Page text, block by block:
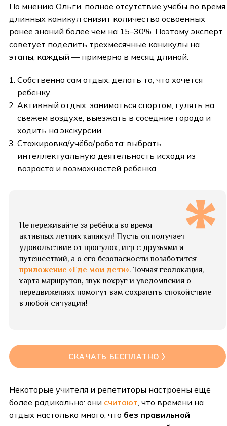
По мнению Ольги, полное отсутствие учёбы во время
длинных каникул снизит количество освоенных
ранее знаний более чем на 15–30%. Поэтому эксперт
советует поделить трёхмесячные каникулы на
этапы, каждый — примерно в месяц длиной:
Собственно сам отдых: делать то, что хочется
ребёнку.
Активный отдых: заниматься спортом, гулять на
свежем воздухе, выезжать в соседние города и
ходить на экскурсии.
Стажировка/учёба/работа: выбрать
интеллектуальную деятельность исходя из
возраста и возможностей ребёнка.
Не переживайте за ребёнка во время
активных летних каникул! Пусть он получает
удовольствие от прогулок, игр с друзьями и
путешествий, а о его безопасности позаботится
приложение «Где мои дети». Точная геолокация,
карта маршрутов, звук вокруг и уведомления о
передвижениях помогут вам сохранять спокойствие
в любой ситуации!
СКАЧАТЬ БЕСПЛАТНО
Некоторые учителя и репетиторы настроены ещё
более радикально: они считают, что времени на
отдых настолько много, что без правильной